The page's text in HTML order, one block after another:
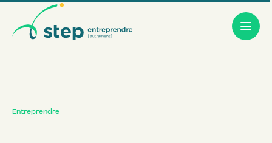
content
Entreprendre